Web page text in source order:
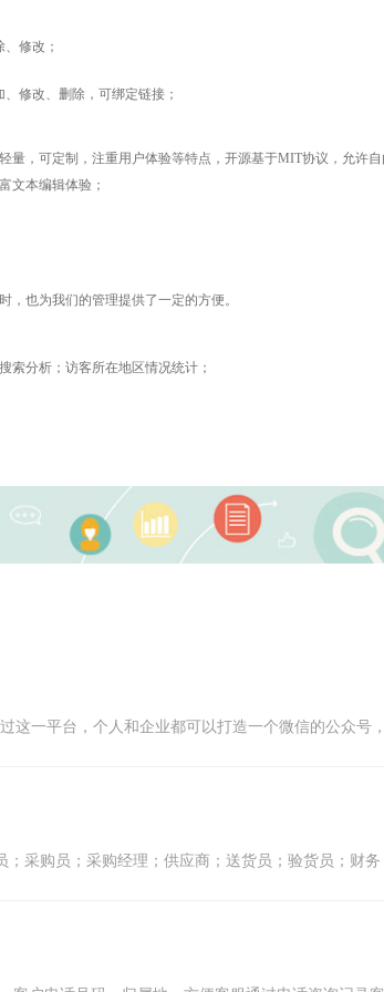
修改；
修改、删除，可绑定链接；
量，可定制，注重用户体验等特点，开源基于MIT协议，允许
文本编辑体验；
，也为我们的管理提供了一定的方便。
索分析；访客所在地区情况统计；
一平台，个人和企业都可以打造一个微信的公众
采购员；采购经理；供应商；送货员；验货员；财